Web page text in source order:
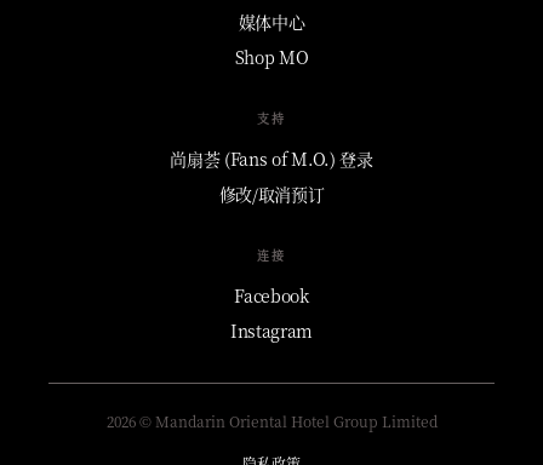
媒体中心
Shop MO
支持
尚扇荟 (Fans of M.O.) 登录
修改/取消预订
连接
Facebook
Instagram
2026 © Mandarin Oriental Hotel Group Limited